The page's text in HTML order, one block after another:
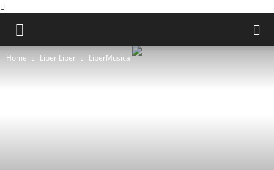
Home Liber Liber LiberMusica